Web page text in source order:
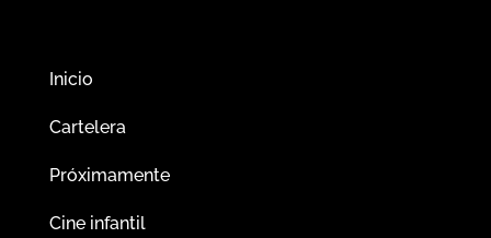
Inicio
Cartelera
Próximamente
Cine infantil